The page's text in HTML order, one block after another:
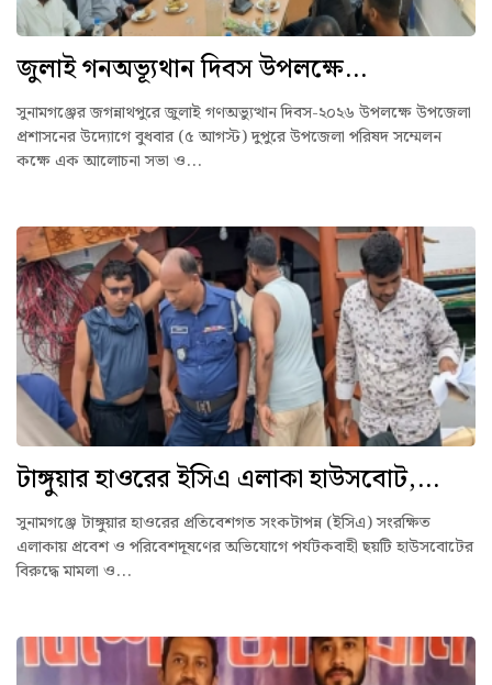
জুলাই গনঅভ্যূথান দিবস উপলক্ষে...
সুনামগঞ্জের জগন্নাথপুরে জুলাই গণঅভ্যুত্থান দিবস-২০২৬ উপলক্ষে উপজেলা
প্রশাসনের উদ্যোগে বুধবার (৫ আগস্ট) দুপুরে উপজেলা পরিষদ সম্মেলন
কক্ষে এক আলোচনা সভা ও...
টাঙ্গুয়ার হাওরের ইসিএ এলাকা হাউসবোট,...
সুনামগঞ্জে টাঙ্গুয়ার হাওরের প্রতিবেশগত সংকটাপন্ন (ইসিএ) সংরক্ষিত
এলাকায় প্রবেশ ও পরিবেশদূষণের অভিযোগে পর্যটকবাহী ছয়টি হাউসবোটের
বিরুদ্ধে মামলা ও...